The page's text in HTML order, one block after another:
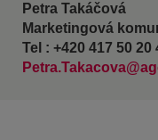
Petra Takáčová
Marketingová
Tel : +420 417 50 20